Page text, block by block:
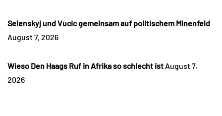
Selenskyj und Vucic gemeinsam auf politischem Minenfeld
August 7, 2026
Wieso Den Haags Ruf in Afrika so schlecht ist August 7,
2026